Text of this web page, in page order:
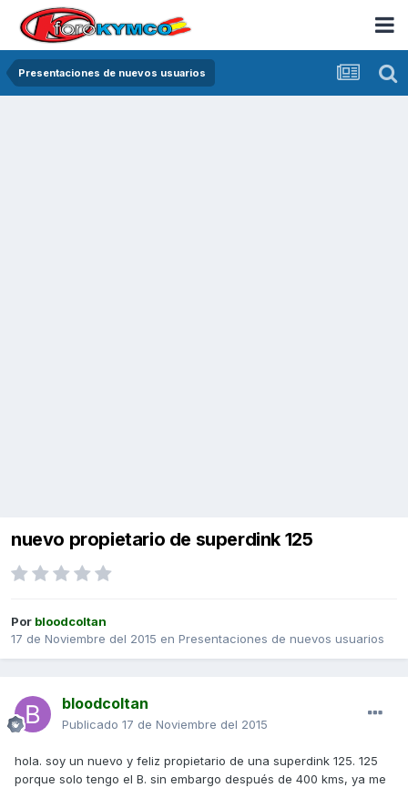
Presentaciones de nuevos usuarios
nuevo propietario de superdink 125
Por bloodcoltan
17 de Noviembre del 2015 en Presentaciones de nuevos usuarios
bloodcoltan
Publicado 17 de Noviembre del 2015
hola. soy un nuevo y feliz propietario de una superdink 125. 125
porque solo tengo el B. sin embargo después de 400 kms, ya me